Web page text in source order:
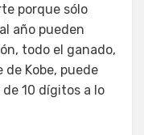
porque sólo
año pueden
todo el ganado,
Kobe, puede
10 dígitos a lo